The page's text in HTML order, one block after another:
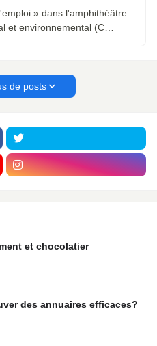
» dans l'amphithéâtre
et environnemental (C…
de posts
et chocolatier
des annuaires efficaces?